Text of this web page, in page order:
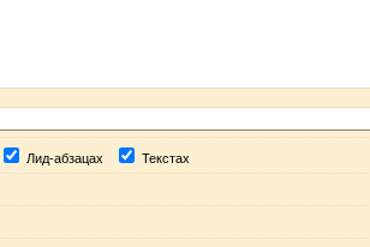
Лид-абзацах Текстах